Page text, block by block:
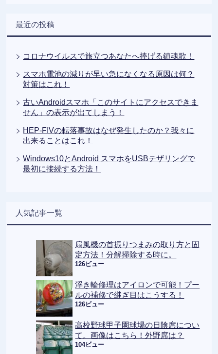
最近の投稿
コロナウイルスで旅立つあなたへ捧げる鎮魂歌！
スマホ電池の減りが早い急になくなる原因は何？
対策はこれ！
古いAndroidスマホ「このサイトにアクセスできま
せん」の表示が出てしまう！
HEP-FIVの転落事故はなぜ発生したのか？我々に
出来ることはこれ！
Windows10とAndroid スマホをUSBテザリングで
最初に接続する方法！
人気記事一覧
扇風機の首振りつまみの取り方と固
定方法！分解掃除する時に。
126ビュー
浮き輪修理はアイロンで可能！プー
ルの補修で継ぎ目はこうする！
126ビュー
高校野球甲子園球場の日陰席につい
て。画像はこちら！外野席は？
104ビュー